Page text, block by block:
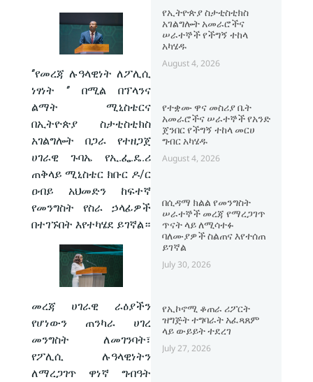
‘’የመረጃ ሉዓላዊነት ለፖሊሲ
ነፃነት ‘’ በሚል በፕላንና
ልማት ሚኒስቴርና
በኢትዮጵያ ስታቲስቲክስ
አገልግሎት በጋራ የተዘጋጀ
ሀገራዊ ጉባኤ የኢ.ፌ.ዴ.ሪ
ጠቅላይ ሚኒስቴር ክቡር ዶ/ር
ዐብይ አህመድን ከፍተኛ
የመንግስት የስራ ኃላፊዎች
በተገኙበት እየተካሄደ ይገኛል።
መረጃ ሀገራዊ ራዕያችን
የሆነውን ጠንካራ ሀገረ
መንግስት ለመገንባት፣
የፖሊሲ ሉዓላዊነትን
ለማረጋገጥ ዋነኛ ግብዓት
የኢትዮጵያ ስታቲስቲክስ
አገልግሎት አመራሮችና
ሠራተኞች የችግኝ ተከላ
አካሄዱ
August 4, 2026
የተቋሙ ዋና መስሪያ ቤት
አመራሮችና ሠራተኞች የአንድ
ጀንበር የችግኝ ተከላ መርሀ
ግብር አካሄዱ
August 4, 2026
በሲዳማ ክልል የመንግስት
ሠራተኞች መረጃ የማረጋገጥ
ጥናት ላይ ለሚሳተፉ
ባለሙያዎች ስልጠና እየተሰጠ
ይገኛል
July 30, 2026
የኢኮኖሚ ቆጠራ ሪፖርት
ዝግጅት ተግባራት አፈጻጸም
ላይ ውይይት ተደረገ
July 27, 2026